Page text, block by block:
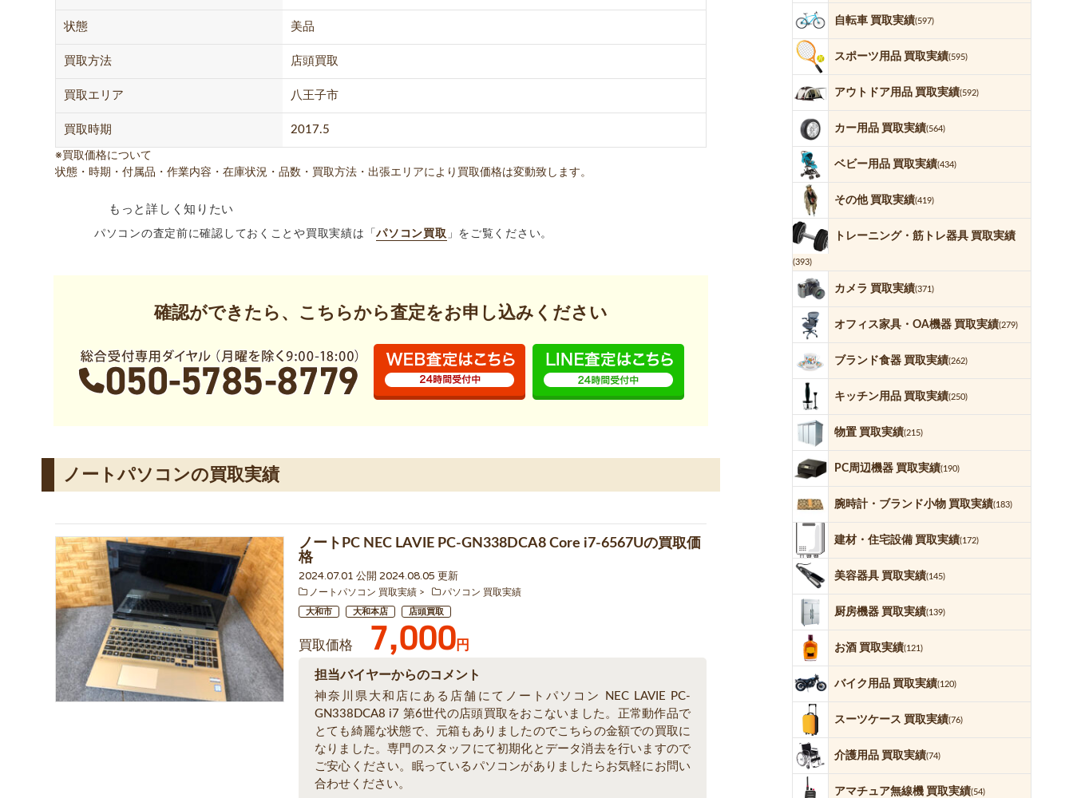
状態 美品
買取方法 店頭買取
買取エリア 八王子市
買取時期 2017.5
※買取価格について
状態・時期・付属品・作業内容・在庫状況・品数・買取方法・出張エリアにより買取価格は変動致します。
もっと詳しく知りたい
パソコンの査定前に確認しておくことや買取実績は「パソコン買取 」をご覧ください。
確認ができたら、こちらから査定をお申し込みください
ノートパソコンの買取実績
ノートPC NEC LAVIE PC-GN338DCA8 Core i7-6567Uの買取価
格
2024.07.01 公開 2024.08.05 更新
ノートパソコン 買取実績 パソコン 買取実績
大和市 大和本店 店頭買取
買取価格 7,000円
担当バイヤーからのコメント
神奈川県大和店にある店舗にてノートパソコン NEC LAVIE PC-
GN338DCA8 i7 第6世代の店頭買取をおこないました。正常動作品で
とても綺麗な状態で、元箱もありましたのでこちらの金額での買取に
なりました。専門のスタッフにて初期化とデータ消去を行いますので
ご安心ください。眠っているパソコンがありましたらお気軽にお問い
合わせください。
自転車 買取実績(597)
スポーツ用品 買取実績(595)
アウトドア用品 買取実績(592)
カー用品 買取実績(564)
ベビー用品 買取実績(434)
その他 買取実績(419)
トレーニング・筋トレ器具 買取実績
(393)
カメラ 買取実績(371)
オフィス家具・OA機器 買取実績(279)
ブランド食器 買取実績(262)
キッチン用品 買取実績(250)
物置 買取実績(215)
PC周辺機器 買取実績(190)
腕時計・ブランド小物 買取実績(183)
建材・住宅設備 買取実績(172)
美容器具 買取実績(145)
厨房機器 買取実績(139)
お酒 買取実績(121)
バイク用品 買取実績(120)
スーツケース 買取実績(76)
介護用品 買取実績(74)
アマチュア無線機 買取実績(54)